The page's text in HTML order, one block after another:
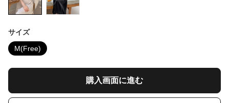
サイズ
M(Free)
購入画面に進む